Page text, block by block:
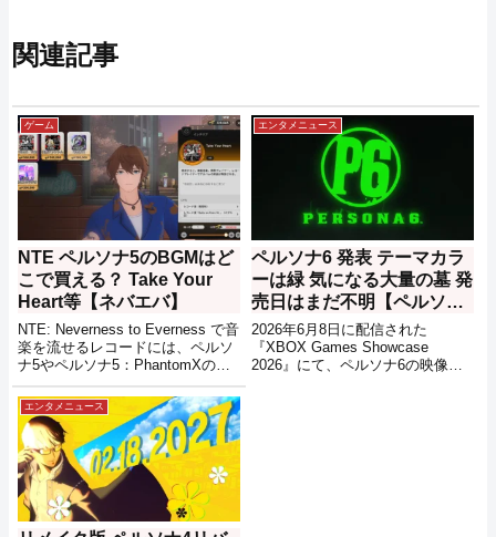
関連記事
ゲーム
NTE ペルソナ5のBGMはど
こで買える？ Take Your
Heart等【ネバエバ】
NTE: Neverness to Everness で音
楽を流せるレコードには、ペルソ
ナ5やペルソナ5：PhantomXの楽
曲が流せるものが用意されていま
す。それらを購入できる場所の情
報をメモしておきます。
エンタメニュース
ペルソナ6 発表 テーマカラ
ーは緑 気になる大量の墓 発
売日はまだ不明【ペルソナ
6】
2026年6月8日に配信された
『XBOX Games Showcase
2026』にて、ペルソナ6の映像が
エンタメニュース